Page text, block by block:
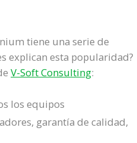
tiene una serie de
explican esta popularidad?
V-Soft Consulting:
los equipos
garantía de calidad,